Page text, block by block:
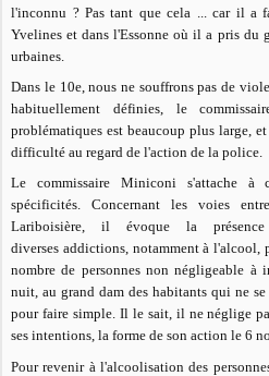
l'inconnu ? Pas tant que cela ... car il a
Yvelines et dans l'Essonne où il a pris du
urbaines.
Dans le 10e, nous ne souffrons pas de
habituellement définies, le
problématiques est beaucoup plus large,
difficulté au regard de l'action de la police.
Le commissaire Miniconi s'attache à
spécificités. Concernant les voies
Lariboisière, il évoque la
diverses addictions, notamment à l'alcool,
nombre de personnes non négligeable
nuit, au grand dam des habitants qui ne
pour faire simple. Il le sait, il ne néglige
ses intentions, la forme de son action le 6
Pour revenir à l'alcoolisation des